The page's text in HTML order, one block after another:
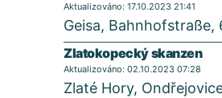
Aktualizováno: 17.10.2023 21:41
Geisa, Bahnhofstraße,
Zlatokopecký skanzen
Aktualizováno: 02.10.2023 07:28
Zlaté Hory,